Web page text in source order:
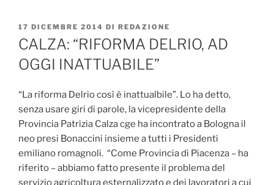
PUBBLICATO
IL
17 DICEMBRE 2014 DI REDAZIONE
CALZA: “RIFORMA DELRIO, AD
OGGI INATTUABILE”
“La riforma Delrio così è inattualbile”. Lo ha detto,
senza usare giri di parole, la vicepresidente della
Provincia Patrizia Calza cge ha incontrato a Bologna il
neo presi Bonaccini insieme a tutti i Presidenti
emiliano romagnoli. “Come Provincia di Piacenza – ha
riferito – abbiamo fatto presente il problema del
servizio agricoltura esternalizzato e dei lavoratori a cui